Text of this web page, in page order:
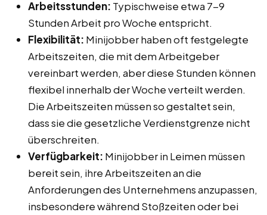
Arbeitsstunden: Typischweise etwa 7-9
Stunden Arbeit pro Woche entspricht.
Flexibilität: Minijobber haben oft festgelegte
Arbeitszeiten, die mit dem Arbeitgeber
vereinbart werden, aber diese Stunden können
flexibel innerhalb der Woche verteilt werden.
Die Arbeitszeiten müssen so gestaltet sein,
dass sie die gesetzliche Verdienstgrenze nicht
überschreiten.
Verfügbarkeit: Minijobber in Leimen müssen
bereit sein, ihre Arbeitszeiten an die
Anforderungen des Unternehmens anzupassen,
insbesondere während Stoßzeiten oder bei